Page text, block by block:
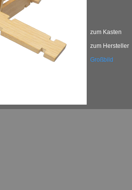
zum Kasten
zum Hersteller
Großbild